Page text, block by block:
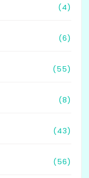
(4)
(6)
(55)
(8)
(43)
(56)